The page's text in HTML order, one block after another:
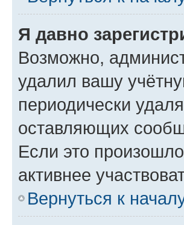
Я давно
Возможно,
удалил вашу
периодически
оставляющих
Если это
активнее
Вернуться к